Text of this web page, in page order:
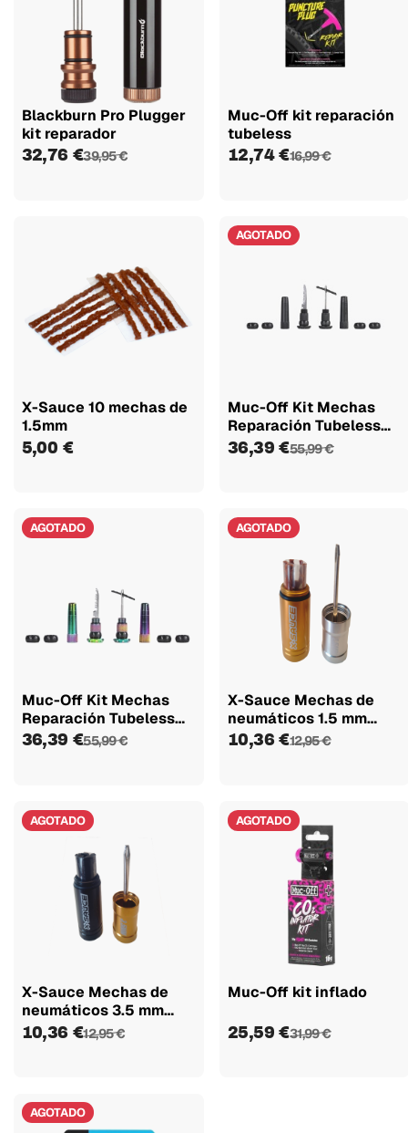
Blackburn Pro Plugger
kit reparador
32,76 €39,95 €
Muc-Off kit reparación
tubeless
12,74 €16,99 €
X-Sauce 10 mechas de
1.5mm
5,00 €
AGOTADO
Muc-Off Kit Mechas
Reparación Tubeless
Para...
36,39 €55,99 €
AGOTADO
Muc-Off Kit Mechas
Reparación Tubeless
Para...
36,39 €55,99 €
AGOTADO
X-Sauce Mechas de
neumáticos 1.5 mm
negro/dorado
10,36 €12,95 €
AGOTADO
X-Sauce Mechas de
neumáticos 3.5 mm
negro/dorado
10,36 €12,95 €
AGOTADO
Muc-Off kit inflado
25,59 €31,99 €
AGOTADO